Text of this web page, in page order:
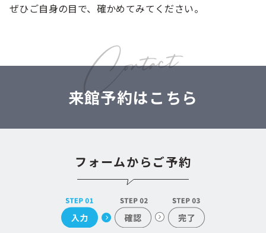
ぜひご自身の目で、確かめてみてください。
来館予約はこちら
フォームからご予約